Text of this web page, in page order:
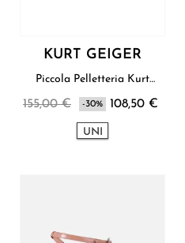
KURT GEIGER
Piccola Pelletteria Kurt
155,00 € -30% 108,50 €
UNI